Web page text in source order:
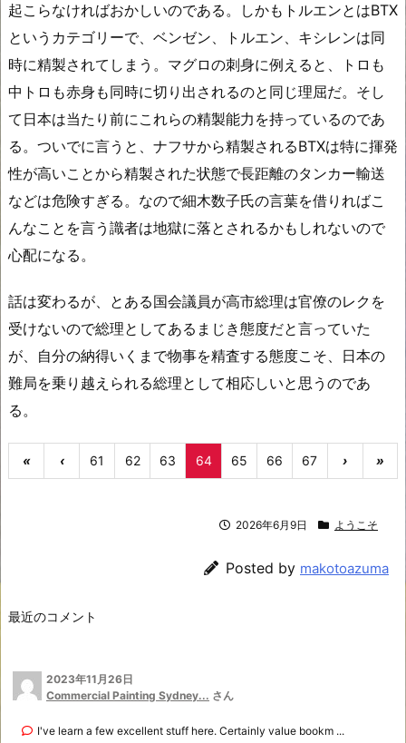
起こらなければおかしいのである。しかもトルエンとはBTX
というカテゴリーで、ベンゼン、トルエン、キシレンは同
時に精製されてしまう。マグロの刺身に例えると、トロも
中トロも赤身も同時に切り出されるのと同じ理屈だ。そし
て日本は当たり前にこれらの精製能力を持っているのであ
る。ついでに言うと、ナフサから精製されるBTXは特に揮発
性が高いことから精製された状態で長距離のタンカー輸送
などは危険すぎる。なので細木数子氏の言葉を借りればこ
んなことを言う識者は地獄に落とされるかもしれないので
心配になる。
話は変わるが、とある国会議員が高市総理は官僚のレクを
受けないので総理としてあるまじき態度だと言っていた
が、自分の納得いくまで物事を精査する態度こそ、日本の
難局を乗り越えられる総理として相応しいと思うのであ
る。
« ‹ 61 62 63 64 65 66 67 › »
2026年6月9日 ようこそ
Posted by makotoazuma
最近のコメント
2023年11月26日
Commercial Painting Sydney... さん
I've learn a few excellent stuff here. Certainly value bookm ...